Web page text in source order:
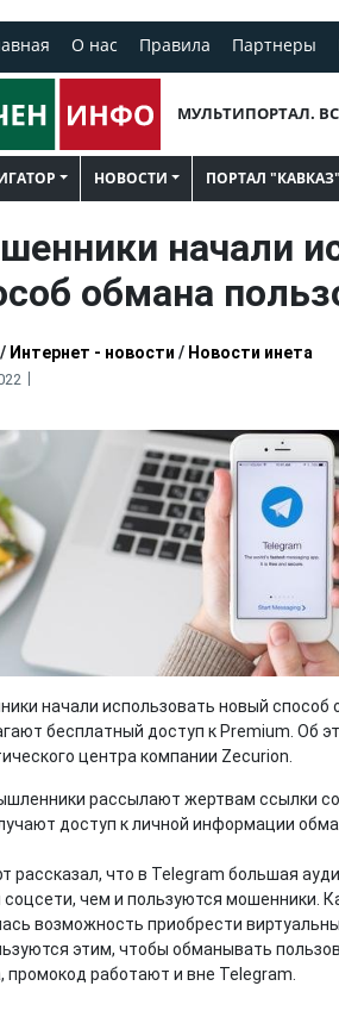
О нас Правила Партнеры
МУЛЬТИПОРТАЛ.
НОВОСТИ ПОРТАЛ "КАВКАЗ"
начали
обмана
/ Интернет - новости / Новости инета
начали использовать новый способ
бесплатный доступ к Premium. Об
центра компании Zecurion.
рассылают жертвам ссылки
доступ к личной информации
рассказал, что в Telegram большая
соцсети, чем и пользуются мошенники.
возможность приобрести
этим, чтобы обманывать
промокод работают и вне Telegram.